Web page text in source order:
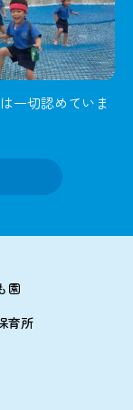
一切認めていま
園
育所